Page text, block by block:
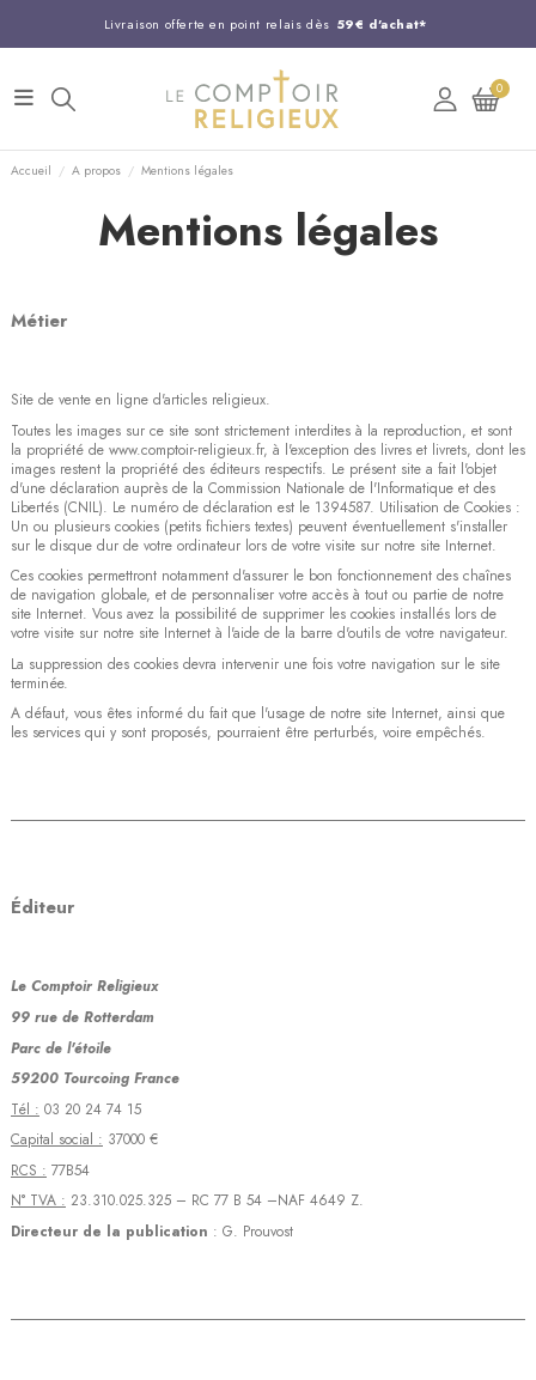
Livraison offerte en point relais dès 59€ d'achat*
Entreprise Française familiale
Support client disponible au 03 20 24 74 15
Commandez avant 14H,
0
Accueil A propos Mentions légales
Mentions légales
Métier
Site de vente en ligne d'articles religieux.
Toutes les images sur ce site sont strictement interdites à la reproduction, et sont
la propriété de www.comptoir-religieux.fr, à l'exception des livres et livrets, dont les
images restent la propriété des éditeurs respectifs. Le présent site a fait l'objet
d'une déclaration auprès de la Commission Nationale de l'Informatique et des
Libertés (CNIL). Le numéro de déclaration est le 1394587. Utilisation de Cookies :
Un ou plusieurs cookies (petits fichiers textes) peuvent éventuellement s'installer
sur le disque dur de votre ordinateur lors de votre visite sur notre site Internet.
Ces cookies permettront notamment d'assurer le bon fonctionnement des chaînes
de navigation globale, et de personnaliser votre accès à tout ou partie de notre
site Internet. Vous avez la possibilité de supprimer les cookies installés lors de
votre visite sur notre site Internet à l'aide de la barre d'outils de votre navigateur.
La suppression des cookies devra intervenir une fois votre navigation sur le site
terminée.
A défaut, vous êtes informé du fait que l'usage de notre site Internet, ainsi que
les services qui y sont proposés, pourraient être perturbés, voire empêchés.
Éditeur
Le Comptoir Religieux
99 rue de Rotterdam
Parc de l'étoile
59200 Tourcoing France
Tél : 03 20 24 74 15
Capital social : 37000 €
RCS : 77B54
N° TVA : 23.310.025.325 – RC 77 B 54 –NAF 4649 Z.
Directeur de la publication : G. Prouvost